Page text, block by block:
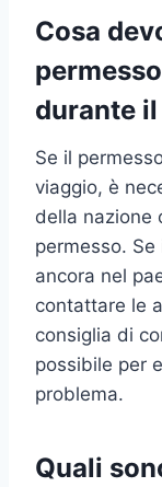
Cosa
durante
Se il
viaggio, è
della nazione
permesso.
ancora nel
contattare le
consiglia di
possibile per
problema.
Quali